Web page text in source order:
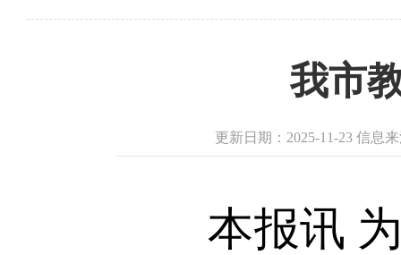
我市
更新日期：2025-11-23 信息
本报讯 为